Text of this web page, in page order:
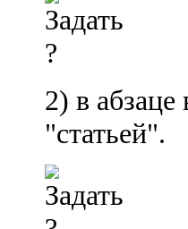
2) в
"статьей".